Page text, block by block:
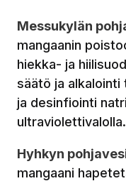
Messukylän
mangaanin
hiekka- ja
säätö ja alkalointi
ja desinfiointi
ultraviolettivalolla.
Hyhkyn
mangaani